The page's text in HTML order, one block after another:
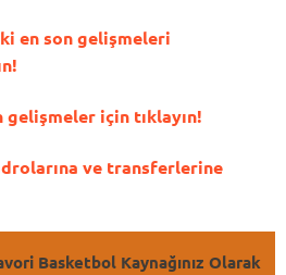
en son gelişmeleri
için tıklayın!
ve transferlerine
Basketbol Kaynağınız Olarak